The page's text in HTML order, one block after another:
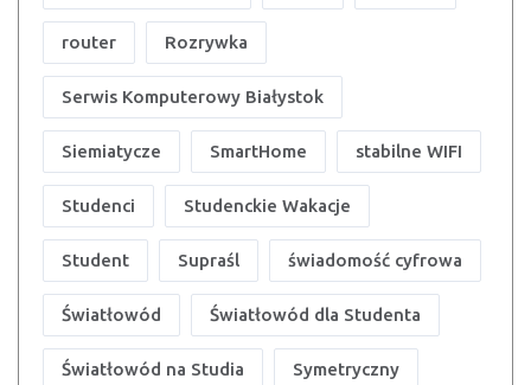
router Rozrywka
Serwis Komputerowy Białystok
Siemiatycze SmartHome stabilne WIFI
Studenci Studenckie Wakacje
Student Supraśl świadomość cyfrowa
Światłowód Światłowód dla Studenta
Światłowód na Studia Symetryczny